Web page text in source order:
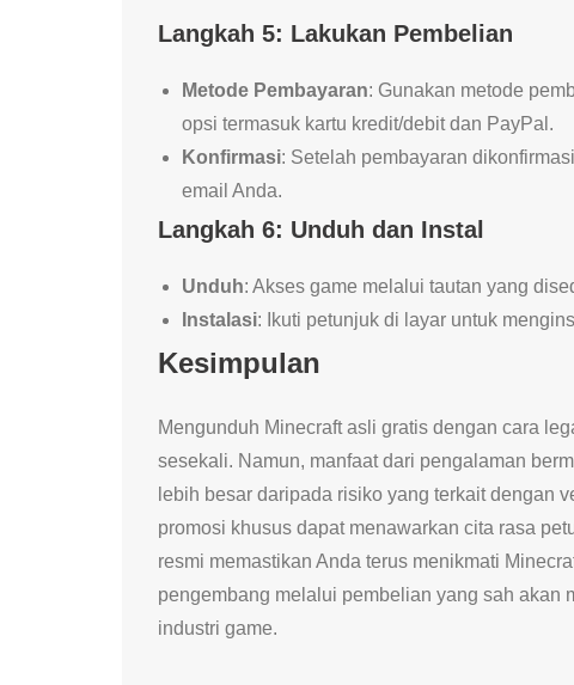
Langkah 5: Lakukan Pembelian
Metode Pembayaran: Gunakan metode
opsi termasuk kartu kredit/debit dan PayPal.
Konfirmasi: Setelah pembayaran
email Anda.
Langkah 6: Unduh dan Instal
Unduh: Akses game melalui tautan yang
Instalasi: Ikuti petunjuk di layar untuk
Kesimpulan
Mengunduh Minecraft asli gratis dengan cara
sesekali. Namun, manfaat dari pengalaman
lebih besar daripada risiko yang terkait dengan
promosi khusus dapat menawarkan cita rasa
resmi memastikan Anda terus menikmati
pengembang melalui pembelian yang sah akan
industri game.